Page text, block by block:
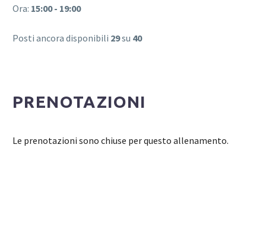
Ora: 15:00 - 19:00
Posti ancora disponibili 29su 40
PRENOTAZIONI
Le prenotazioni sono chiuse per questo allenamento.